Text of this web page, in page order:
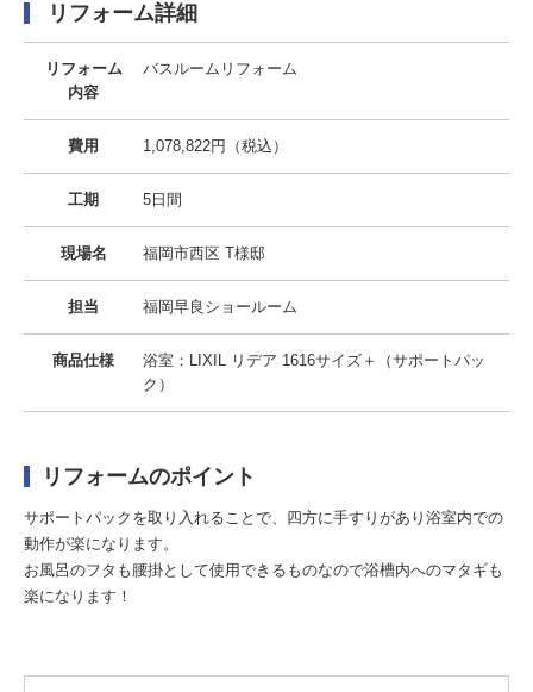
リフォーム詳細
リフォーム
内容
バスルームリフォーム
費用 1,078,822円（税込）
工期 5日間
現場名 福岡市西区 T様邸
担当 福岡早良ショールーム
商品仕様
浴室：LIXIL リデア 1616サイズ＋（サポートパッ
ク）
リフォームのポイント
サポートパックを取り入れることで、四方に手すりがあり浴室内での
動作が楽になります。
お風呂のフタも腰掛として使用できるものなので浴槽内へのマタギも
楽になります！